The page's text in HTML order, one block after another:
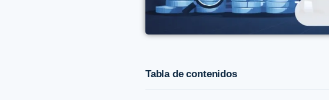
Tabla de contenidos